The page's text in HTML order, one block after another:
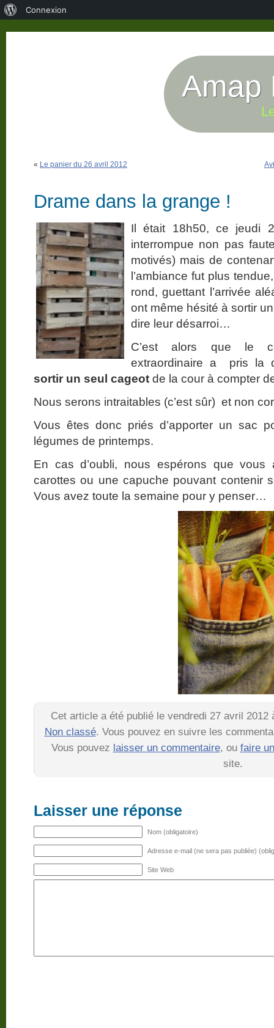
Amap
« Le panier du 26 avril 2012
Drame dans la grange !
Il était 18h50, ce jeudi
interrompue non pas
motivés) mais de
l’ambiance fut plus
rond, guettant l’arrivée
ont même hésité à sortir
dire leur désarroi…
C’est alors que le
extraordinaire a pris la
sortir un seul cageot de la cour à compter
Nous serons intraitables (c’est sûr) et non
Vous êtes donc priés d’apporter un sac
légumes de printemps.
En cas d’oubli, nous espérons que
carottes ou une capuche pouvant contenir
Vous avez toute la semaine pour y penser…
Cet article a été publié le vendredi 27 avril
Non classé. Vous pouvez en suivre les
Vous pouvez laisser un commentaire, ou faire
site.
Laisser une réponse
Nom (obligatoire)
Adresse e-mail (ne sera pas publiée)
Site Web
Connexion